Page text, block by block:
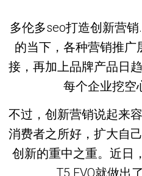
多伦多seo打造创新营
的当下，各种营销推广
接，再加上品牌产品日
每个企业挖空
不过，创新营销说起来
消费者之所好，扩大自
创新的重中之重。近日
T5 EVO就做出